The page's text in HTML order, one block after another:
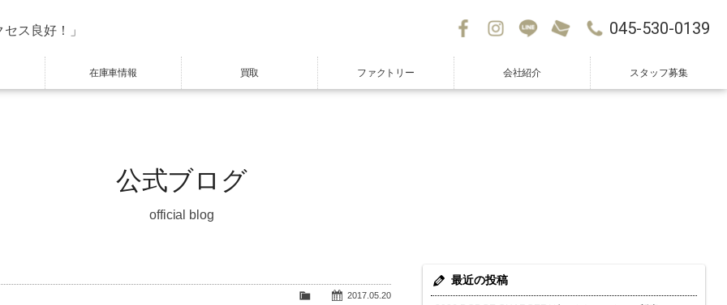
ス良好！」 045-530-0139
在庫車情報 買取 ファクトリー 会社紹介 スタッフ募集
公式ブログ
official blog
2017.05.20
最近の投稿